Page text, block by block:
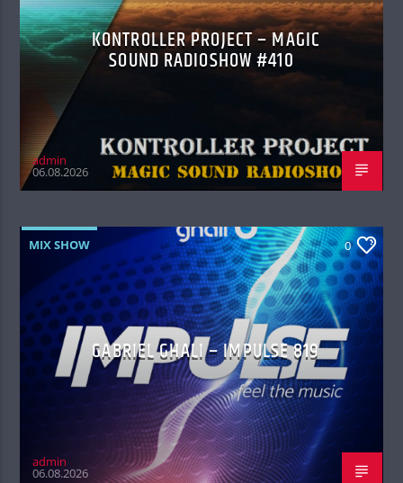
KONTROLLER PROJECT – MAGIC
SOUND RADIOSHOW #410
admin
06.08.2026
MIX SHOW 0
GABRIEL GHALI – IMPULSE 819
admin
06.08.2026